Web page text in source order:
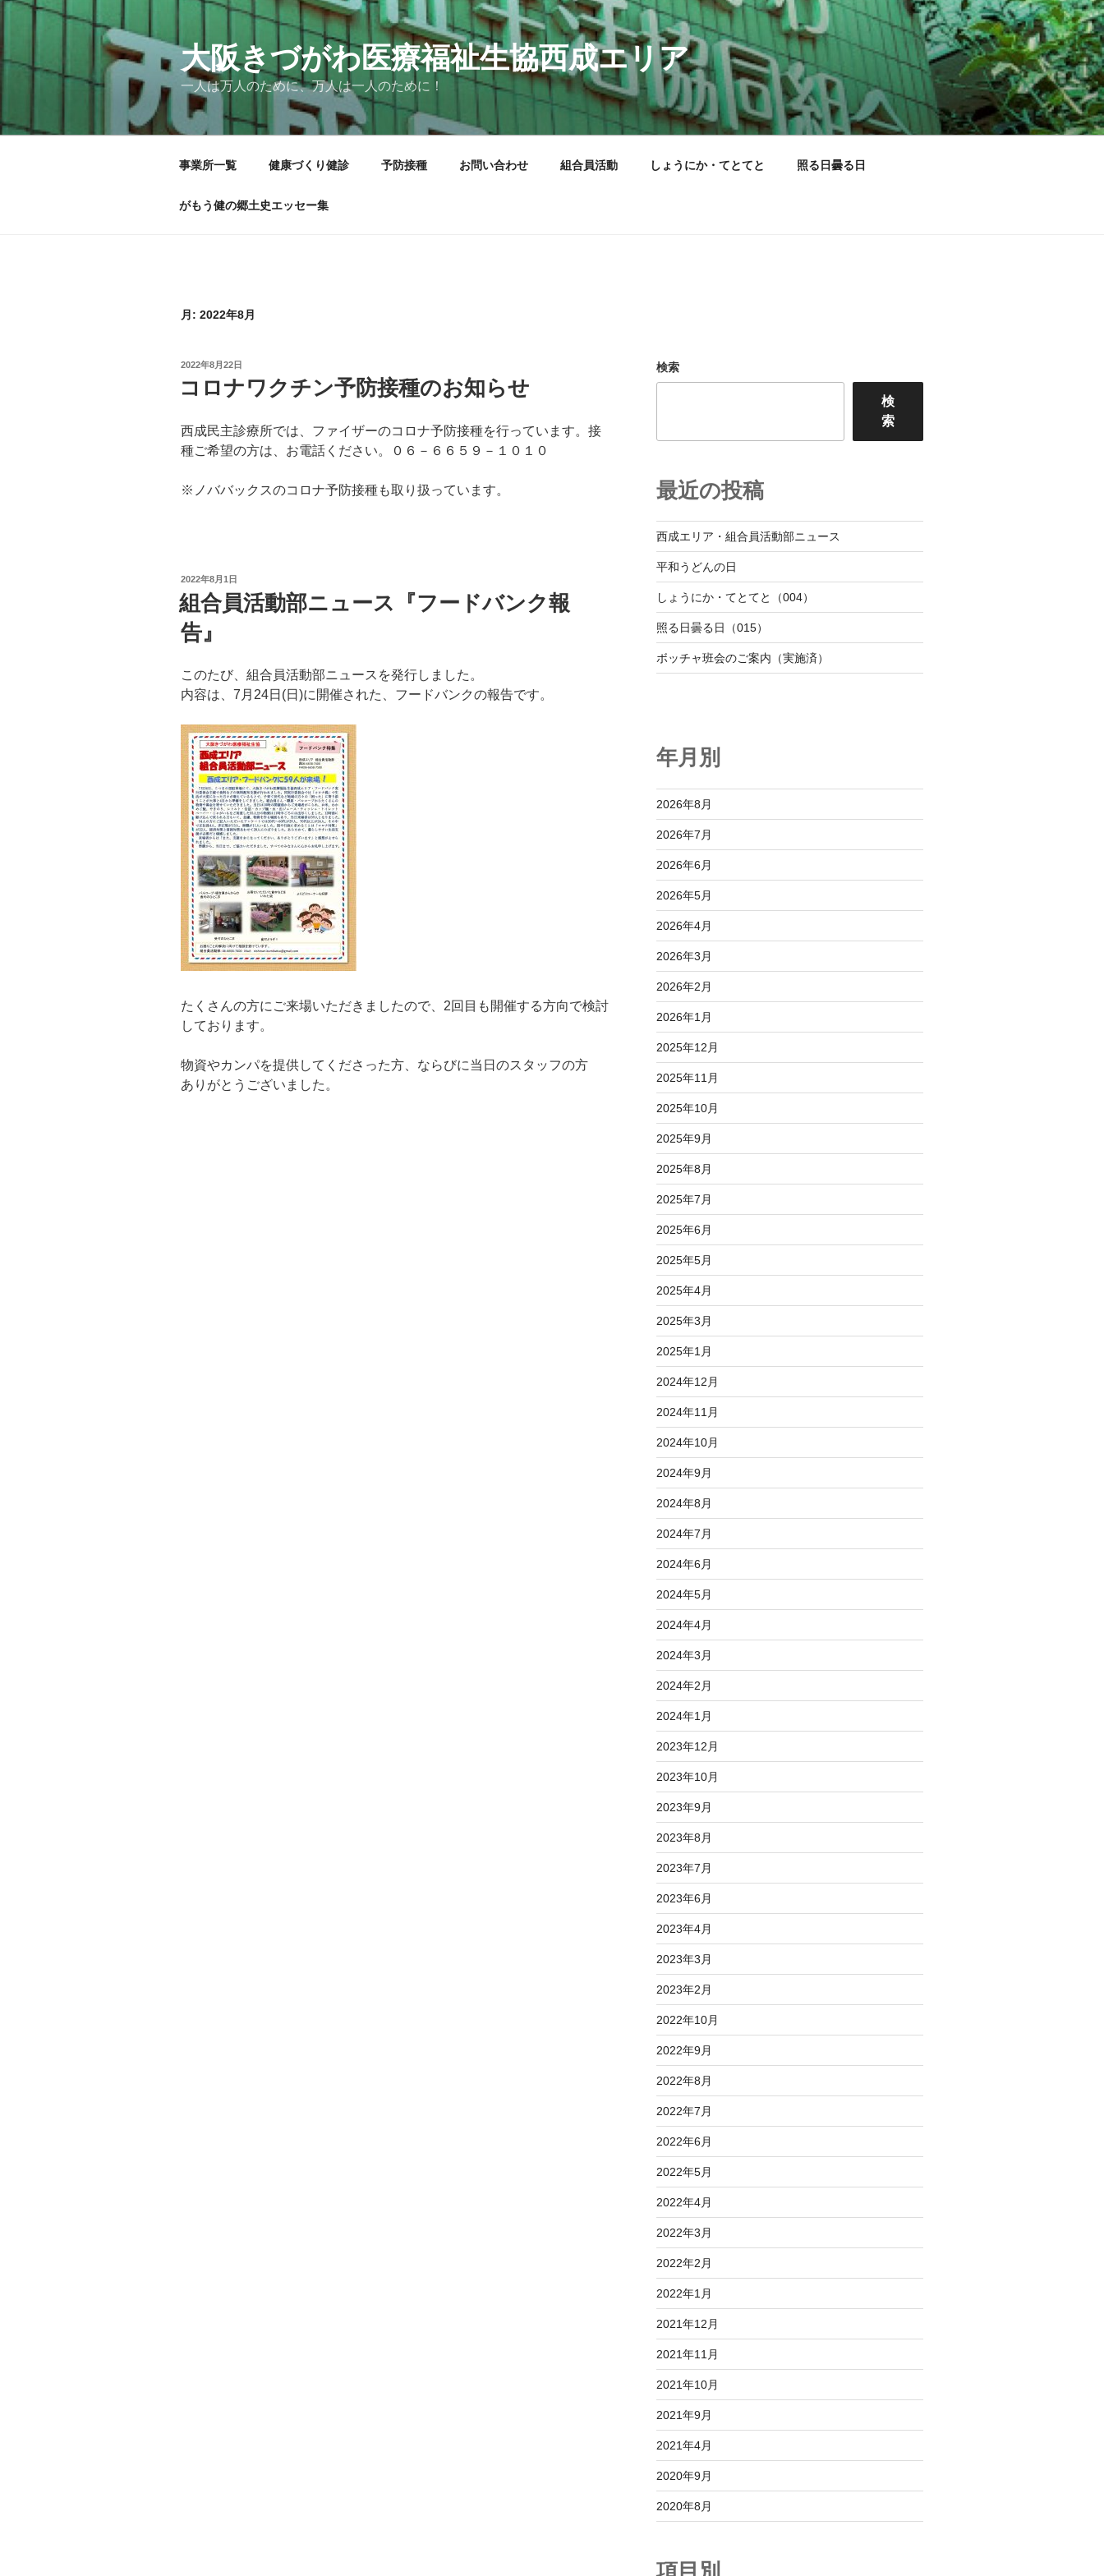
ン
ス
大阪きづがわ医療福祉生協西成エリア
一人は万人のために、万人は一人のために！
事業所一覧 健康づくり健診 予防接種 お問い合わせ 組合員活動 しょうにか・てとてと 照る日曇る日
がもう健の郷土史エッセー集
月: 2022年8月
投
日:
2022年8月22日
コロナワクチン予防接種のお知らせ
西成民主診療所では、ファイザーのコロナ予防接種を行っています。接
種ご希望の方は、お電話ください。０６－６６５９－１０１０
※ノババックスのコロナ予防接種も取り扱っています。
投
稿
日:
2022年8月1日
組合員活動部ニュース『フードバンク報
告』
このたび、組合員活動部ニュースを発行しました。
内容は、7月24日(日)に開催された、フードバンクの報告です。
たくさんの方にご来場いただきましたので、2回目も開催する方向で検討
しております。
物資やカンパを提供してくださった方、ならびに当日のスタッフの方
ありがとうございました。
検索
検
索
最近の投稿
西成エリア・組合員活動部ニュース
平和うどんの日
しょうにか・てとてと（004）
照る日曇る日（015）
ボッチャ班会のご案内（実施済）
年月別
2026年8月
2026年7月
2026年6月
2026年5月
2026年4月
2026年3月
2026年2月
2026年1月
2025年12月
2025年11月
2025年10月
2025年9月
2025年8月
2025年7月
2025年6月
2025年5月
2025年4月
2025年3月
2025年1月
2024年12月
2024年11月
2024年10月
2024年9月
2024年8月
2024年7月
2024年6月
2024年5月
2024年4月
2024年3月
2024年2月
2024年1月
2023年12月
2023年10月
2023年9月
2023年8月
2023年7月
2023年6月
2023年4月
2023年3月
2023年2月
2022年10月
2022年9月
2022年8月
2022年7月
2022年6月
2022年5月
2022年4月
2022年3月
2022年2月
2022年1月
2021年12月
2021年11月
2021年10月
2021年9月
2021年4月
2020年9月
2020年8月
項目別